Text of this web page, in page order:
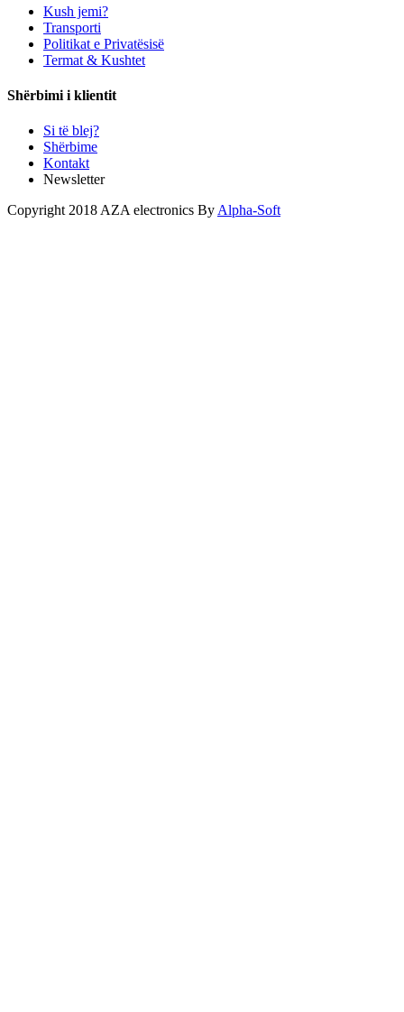
Kush jemi?
Transporti
Politikat e Privatësisë
Termat & Kushtet
Shërbimi i klientit
Si të blej?
Shërbime
Kontakt
Newsletter
Copyright 2018 AZA electronics By Alpha-Soft